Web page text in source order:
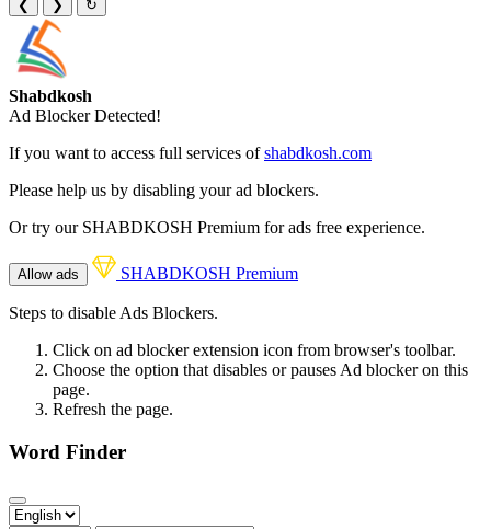
❮ ❯ ↻
Shabdkosh
Ad Blocker Detected!
If you want to access full services ofshabdkosh.com
Please help us by disabling your ad blockers.
Or try our SHABDKOSH Premium for ads free experience.
Allow ads SHABDKOSH Premium
Steps to disable Ads Blockers.
Click on ad blocker extension icon from browser's toolbar.
Choose the option that disables or pauses Ad blocker on this
page.
Refresh the page.
Word Finder